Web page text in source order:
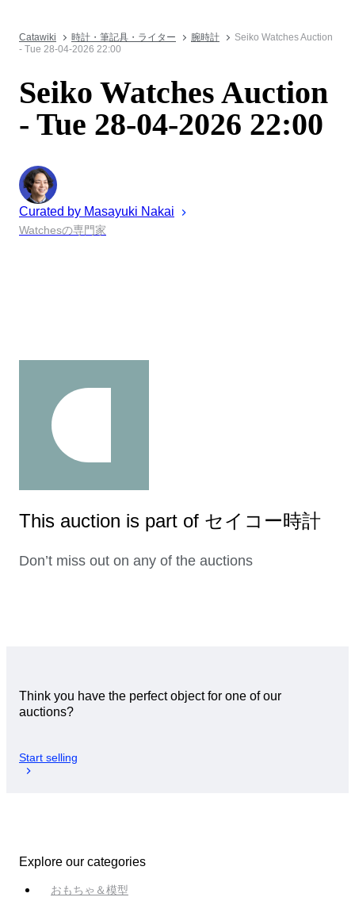
Catawiki 時計・筆記具・ライター 腕時計
Seiko Watches Auction
- Tue 28-04-2026 22:00
Seiko Watches Auction
- Tue 28-04-2026 22:00
Curated by Masayuki Nakai
Watchesの専門家
This auction is part of セイコー時計
Don’t miss out on any of the auctions
Think you have the perfect object for one of our
auctions?
Start selling
Explore our categories
おもちゃ＆模型